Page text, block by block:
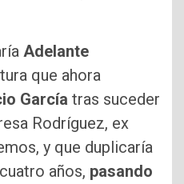
Adelante
que ahora
García tras suceder
Rodríguez, ex
y que duplicaría
años, pasando